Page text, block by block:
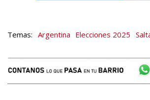
Argentina Elecciones 2025